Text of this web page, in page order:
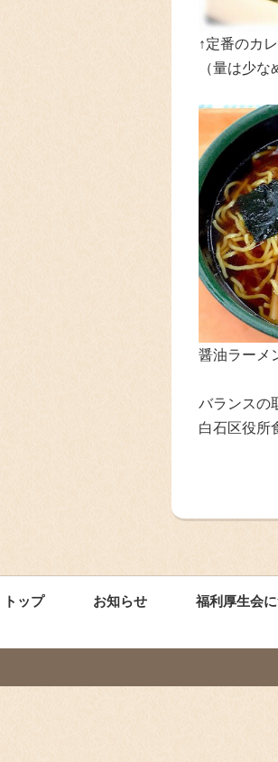
↑定番のカ
（量は少
醤油ラーメ
バランスの
白石区役所
トップ お知らせ 福利厚生会